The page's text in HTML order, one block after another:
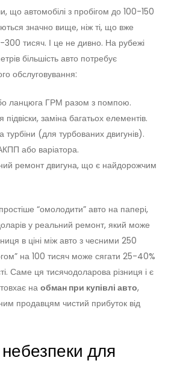
що автомобілі з пробігом до 100-150
значно вище, ніж ті, що вже
тисяч. І це не дивно. На рубежі
більшість авто потребує
обслуговування:
ланцюга ГРМ разом з помпою.
заміна багатьох елементів.
турбіни (для турбованих двигунів).
або варіатора.
ремонт двигуна, що є найдорожчим
“омолодити” авто на папері,
у реальний ремонт, який може
в ціні між авто з чесними 250
на 100 тисяч може сягати 25-40%
Саме ця тисячодоларова різниця і є
наобман при купівлі авто,
продавцям чистий прибуток від
для